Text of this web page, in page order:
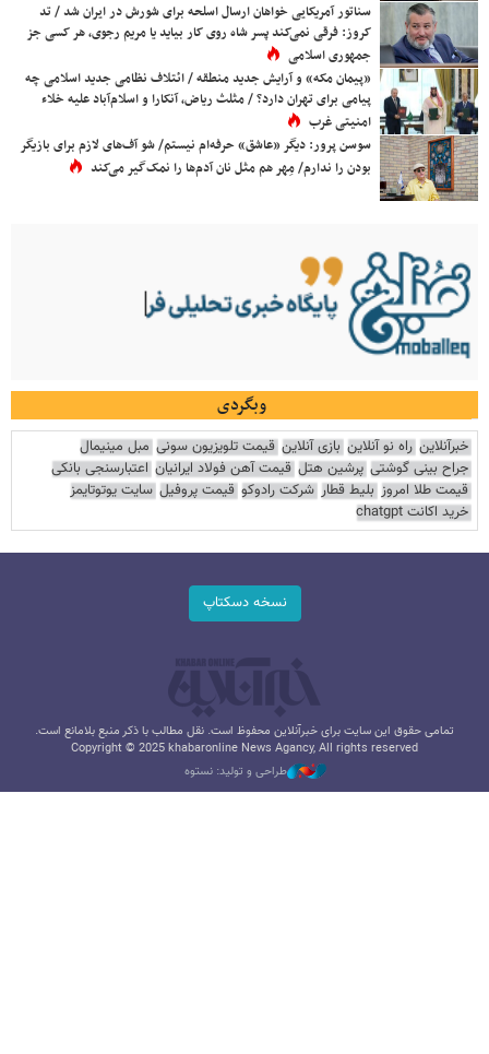
سناتور آمریکایی خواهان ارسال اسلحه برای شورش در ایران شد / تد
کروز: فرقی نمی‌کند پسر شاه روی کار بیاید یا مریم رجوی، هر کسی جز
جمهوری اسلامی
«پیمان مکه» و آرایش جدید منطقه / ائتلاف نظامی جدید اسلامی چه
پیامی برای تهران دارد؟ / مثلث ریاض، آنکارا و اسلام‌آباد علیه خلاء
امنیتی غرب
سوسن پرور: دیگر «عاشق» حرفه‌ام نیستم/ شو آف‌های لازم برای بازیگر
بودن را ندارم/ مِهر هم مثل نان آدم‌ها را نمک‌گیر می‌کند
وبگردی
خبرآنلاین راه نو آنلاین بازی آنلاین قیمت تلویزیون سونی مبل مینیمال
جراح بینی گوشتی پرشین هتل قیمت آهن فولاد ایرانیان اعتبارسنجی بانکی
قیمت طلا امروز بلیط قطار شرکت رادوکو قیمت پروفیل سایت یوتوتایمز
خرید اکانت chatgpt
نسخه دسکتاپ
تمامی حقوق این سایت برای خبرآنلاین محفوظ است. نقل مطالب با ذکر منبع بلامانع است.
Copyright © 2025 khabaronline News Agancy, All rights reserved
طراحی و تولید: نستوه